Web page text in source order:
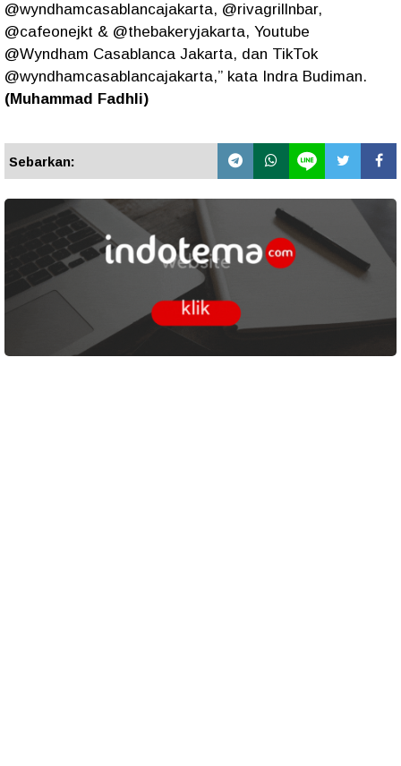
@wyndhamcasablancajakarta, @rivagrillnbar,
@cafeonejkt & @thebakeryjakarta, Youtube
@Wyndham Casablanca Jakarta, dan TikTok
@wyndhamcasablancajakarta,” kata Indra Budiman.
(Muhammad Fadhli)
Sebarkan: